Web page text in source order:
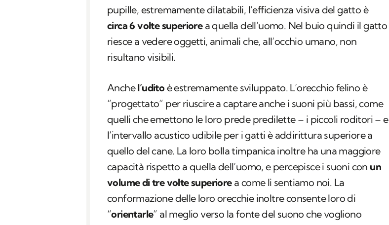
pupille, estremamente dilatabili, l’efficienza visiva del gatto è
circa 6 volte superiorea quella dell’uomo. Nel buio quindi il gatto
riesce a vedere oggetti, animali che, all’occhio umano, non
risultano visibili.
Anchel’udito è estremamente sviluppato. L’orecchio felino è
“progettato” per riuscire a captare anche i suoni più bassi, come
quelli che emettono le loro prede predilette – i piccoli roditori – e
l’intervallo acustico udibile per i gatti è addirittura superiore a
quello del cane. La loro bolla timpanica inoltre ha una maggiore
capacità rispetto a quella dell’uomo, e percepisce i suoni con un
volume di tre volte superiorea come li sentiamo noi. La
conformazione delle loro orecchie inoltre consente loro di
“orientarle” al meglio verso la fonte del suono che vogliono